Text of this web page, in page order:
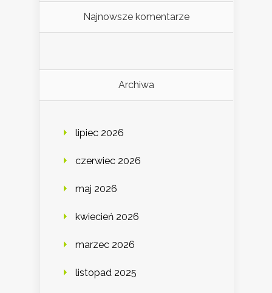
Najnowsze komentarze
Archiwa
lipiec 2026
czerwiec 2026
maj 2026
kwiecień 2026
marzec 2026
listopad 2025